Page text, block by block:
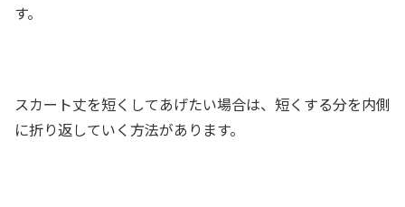
す。
スカート丈を短くしてあげたい場合は、短くする分を内側
に折り返していく方法があります。